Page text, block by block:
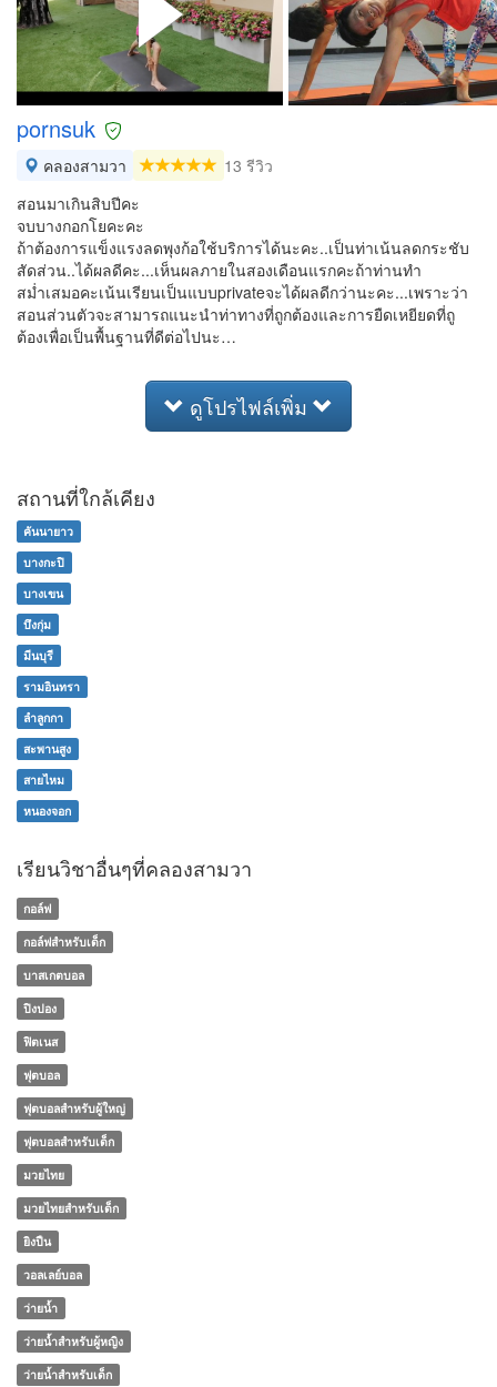
pornsuk
คลองสามวา
13 รีวิว
สอนมาเกินสิบปีคะ
จบบางกอกโยคะคะ
ถ้าต้องการแข็งแรงลดพุงก้อใช้บริการได้นะคะ..เป็นท่าเน้นลดกระชับ
สัดส่วน..ได้ผลดีคะ...เห็นผลภายในสองเดือนแรกคะถ้าท่านทำ
สม่ำเสมอคะเน้นเรียนเป็นแบบprivateจะได้ผลดีกว่านะคะ...เพราะว่า
สอนส่วนตัวจะสามารถแนะนำท่าทางที่ถูกต้องและการยืดเหยียดที่ถู
ต้องเพื่อเป็นพื้นฐานที่ดีต่อไปนะ…
ดูโปรไฟล์เพิ่ม
สถานที่ใกล้เคียง
คันนายาว
บางกะปิ
บางเขน
บึงกุ่ม
มีนบุรี
รามอินทรา
ลำลูกกา
สะพานสูง
สายไหม
หนองจอก
เรียนวิชาอื่นๆที่คลองสามวา
กอล์ฟ
กอล์ฟสำหรับเด็ก
บาสเกตบอล
ปิงปอง
ฟิตเนส
ฟุตบอล
ฟุตบอลสำหรับผู้ใหญ่
ฟุตบอลสำหรับเด็ก
มวยไทย
มวยไทยสำหรับเด็ก
ยิงปืน
วอลเลย์บอล
ว่ายน้ำ
ว่ายน้ำสำหรับผู้หญิง
ว่ายน้ำสำหรับเด็ก